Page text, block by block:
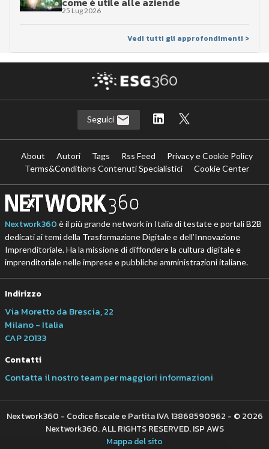
25 Lug 2026
Vedi tutti gli approfondimenti >
Seguici
About Autori Tags Rss Feed
Privacy e Cookie Policy
Terms&Conditions Contenuti Specialistici
Cookie Center
Nextwork360 è il più grande network in Italia di testate e portali B2B
dedicati ai temi della Trasformazione Digitale e dell’Innovazione
Imprenditoriale. Ha la missione di diffondere la cultura digitale e
imprenditoriale nelle imprese e pubbliche amministrazioni italiane.
Indirizzo
Via Moretto da Brescia, 22
Milano - Italia
CAP 20133
Contatti
Contatta il nostro team per maggiori informazioni
Nextwork360 - Codice fiscale e Partita IVA 13868590962 - © 2026
Nextwork360. ALL RIGHTS RESERVED. ISP AWS
Mappa del sito